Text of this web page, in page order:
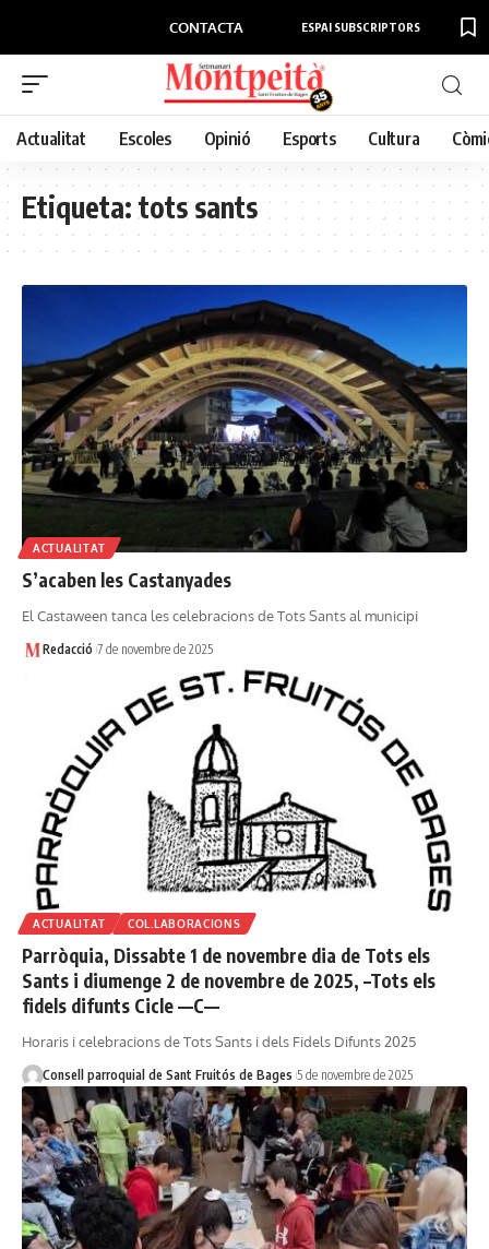
CONTACTA ESPAI SUBSCRIPTORS
Actualitat Escoles Opinió Esports Cultura
Etiqueta:tots sants
ACTUALITAT
S’acaben les Castanyades
El Castaween tanca les celebracions de Tots Sants al municipi
Redacció 7 de novembre de 2025
ACTUALITAT COL.LABORACIONS
Parròquia, Dissabte 1 de novembre dia de Tots els
Sants i diumenge 2 de novembre de 2025, –Tots els
fidels difunts Cicle ––C––
Horaris i celebracions de Tots Sants i dels Fidels Difunts 2025
Consell parroquial de Sant Fruitós de Bages 5 de novembre de 2025